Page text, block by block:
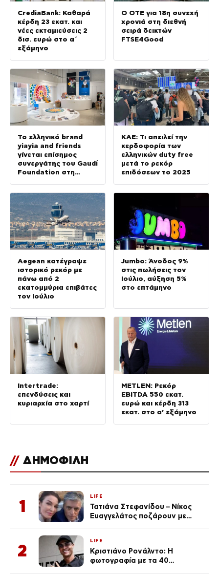
CrediaBank: Καθαρά
κέρδη 23 εκατ. και
νέες εκταμιεύσεις 2
δισ. ευρώ στο α΄
εξάμηνο
Ο ΟΤΕ για 18η συνεχή
χρονιά στη διεθνή
σειρά δεικτών
FTSE4Good
Το ελληνικό brand
yiayia and friends
γίνεται επίσημος
συνεργάτης του Gaudí
Foundation στη
ΚΑΕ: Τι απειλεί την
κερδοφορία των
ελληνικών duty free
μετά το ρεκόρ
επιδόσεων το 2025
Aegean κατέγραψε
ιστορικό ρεκόρ με
πάνω από 2
εκατομμύρια επιβάτες
τον Ιούλιο
Jumbo: Άνοδος 9%
στις πωλήσεις τον
Ιούλιο, αύξηση 5%
στο επτάμηνο
Intertrade:
επενδύσεις και
κυριαρχία στο χαρτί
METLEN: Ρεκόρ
EBITDA 550 εκατ.
ευρώ και κέρδη 313
εκατ. στο α’ εξάμηνο
// ΔΗΜΟΦΙΛΗ
1
LIFE
Τατιάνα Στεφανίδου – Νίκος
Ευαγγελάτος ποζάρουν με
2
LIFE
Κριστιάνο Ρονάλντο: Η
φωτογραφία με τα 40